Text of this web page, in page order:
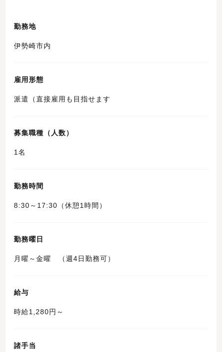
勤務地
伊勢崎市内
雇用形態
派遣（直接雇用も目指せます
募集職種（人数）
1名
勤務時間
8:30～17:30（休憩1時間）
勤務曜日
月曜～金曜 （週4日勤務可）
給与
時給1,280円～
諸手当